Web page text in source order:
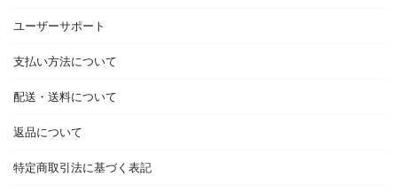
ユーザーサポート
支払い方法について
配送・送料について
返品について
特定商取引法に基づく表記